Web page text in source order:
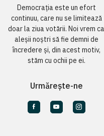
Democrația este un efort
continuu, care nu se limitează
doar la ziua votării. Noi vrem ca
aleșii noștri să fie demni de
încredere și, din acest motiv,
stăm cu ochii pe ei.
Urmărește-ne